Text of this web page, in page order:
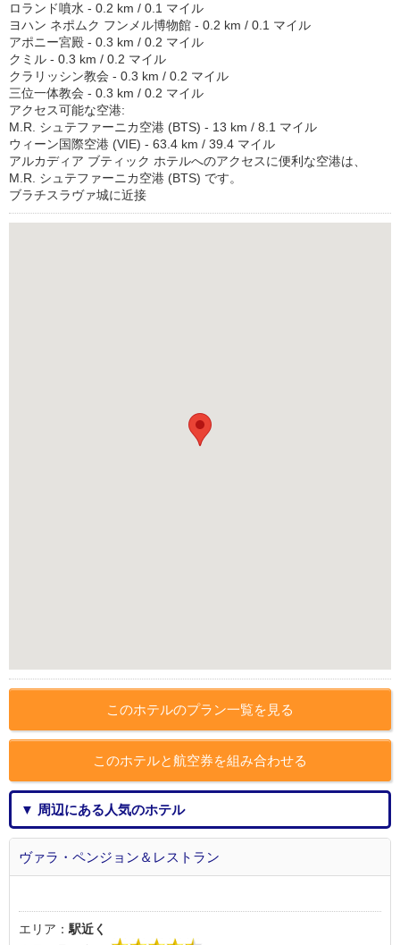
ロランド噴水 - 0.2 km / 0.1 マイル
ヨハン ネポムク フンメル博物館 - 0.2 km / 0.1 マイル
アポニー宮殿 - 0.3 km / 0.2 マイル
クミル - 0.3 km / 0.2 マイル
クラリッシン教会 - 0.3 km / 0.2 マイル
三位一体教会 - 0.3 km / 0.2 マイル
アクセス可能な空港:
M.R. シュテファーニカ空港 (BTS) - 13 km / 8.1 マイル
ウィーン国際空港 (VIE) - 63.4 km / 39.4 マイル
アルカディア ブティック ホテルへのアクセスに便利な空港は、
M.R. シュテファーニカ空港 (BTS) です。
ブラチスラヴァ城に近接
このホテルのプラン一覧を見る
このホテルと航空券を組み合わせる
▼ 周辺にある人気のホテル
ヴァラ・ペンジョン＆レストラン
エリア： 駅近く